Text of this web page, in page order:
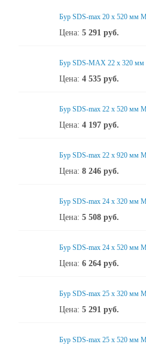
Бур SDS-max 20 x 520 мм
Цена: 5 291 руб.
Бур SDS-MAX 22 x 320 мм
Цена: 4 535 руб.
Бур SDS-max 22 x 520 мм
Цена: 4 197 руб.
Бур SDS-max 22 x 920 мм
Цена: 8 246 руб.
Бур SDS-max 24 x 320 мм
Цена: 5 508 руб.
Бур SDS-max 24 x 520 мм
Цена: 6 264 руб.
Бур SDS-max 25 x 320 мм
Цена: 5 291 руб.
Бур SDS-max 25 x 520 мм